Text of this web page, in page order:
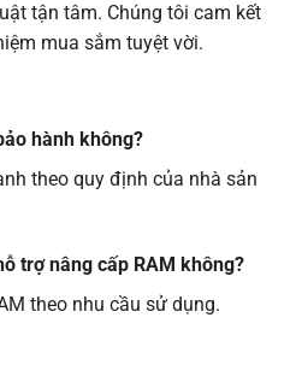
tận tâm. Chúng tôi cam kết
mua sắm tuyệt vời.
hành không?
theo quy định của nhà sản
trợ nâng cấp RAM không?
theo nhu cầu sử dụng.